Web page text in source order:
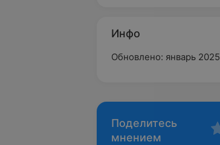
Инфо
Обновлено: январь 2025
Поделитесь
мнением